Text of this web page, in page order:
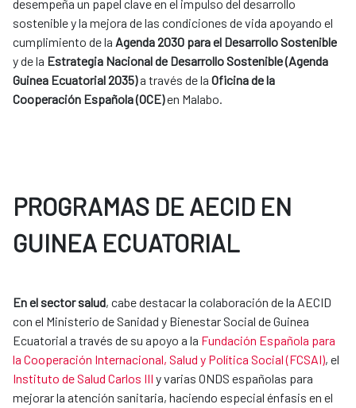
desempeña un papel clave en el impulso del desarrollo
sostenible y la mejora de las condiciones de vida apoyando el
cumplimiento de la Agenda 2030 para el Desarrollo Sostenible
y de la Estrategia Nacional de Desarrollo Sostenible (Agenda
Guinea Ecuatorial 2035)a través de la Oficina de la
Cooperación Española (OCE)en Malabo.
PROGRAMAS DE AECID EN
GUINEA ECUATORIAL
En el sector salud, cabe destacar la colaboración de la AECID
con el Ministerio de Sanidad y Bienestar Social de Guinea
Ecuatorial a través de su apoyo a la Fundación Española para
la Cooperación Internacional, Salud y Política Social (FCSAI), el
Instituto de Salud Carlos III y varias ONDS españolas para
mejorar la atención sanitaria, haciendo especial énfasis en el